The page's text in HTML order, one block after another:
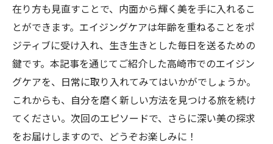
リラクゼーションがもたらす高崎市の美し
さ
高崎市のリラクゼーションエイジングケア
の魅力
リラックスしながら美を保つ高崎市の方法
高崎市での美しさを兼ね備えたリラクゼー
ション体験
在り方も見直すことで、内面から輝く美を手に入れるこ
とができます。エイジングケアは年齢を重ねることをポ
ジティブに受け入れ、生き生きとした毎日を送るための
鍵です。本記事を通じてご紹介した高崎市でのエイジン
グケアを、日常に取り入れてみてはいかがでしょうか。
これからも、自分を磨く新しい方法を見つける旅を続け
てください。次回のエピソードで、さらに深い美の探求
をお届けしますので、どうぞお楽しみに！